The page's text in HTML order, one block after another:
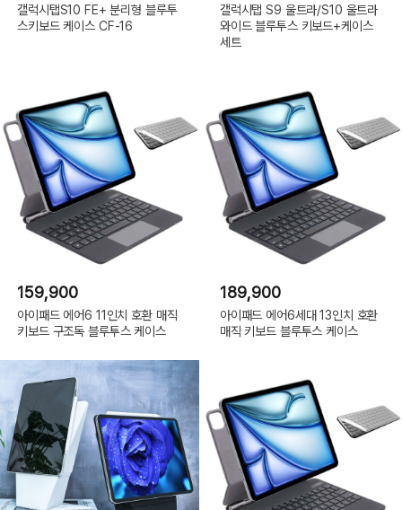
갤럭시탭S10 FE+ 분리형 블루투
스키보드 케이스 CF-16
갤럭시탭 S9 울트라/S10 울트라
와이드 블루투스 키보드+케이스
세트
159,900
아이패드 에어6 11인치 호환 매직
키보드 구조독 블루투스 케이스
189,900
아이패드 에어6세대 13인치 호환
매직 키보드 블루투스 케이스